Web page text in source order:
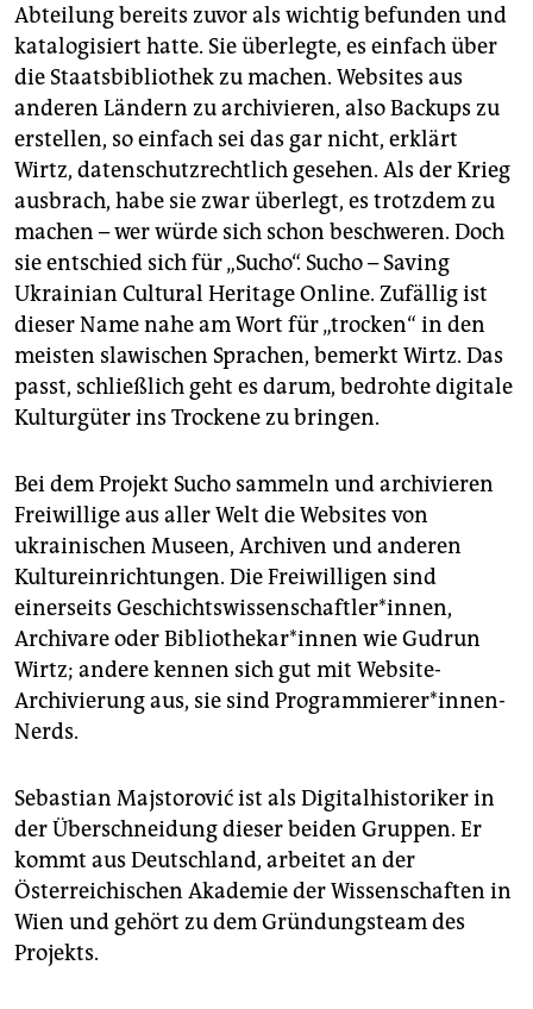
Abteilung bereits zuvor als wichtig befunden und
katalogisiert hatte. Sie überlegte, es einfach über
die Staatsbibliothek zu machen. Websites aus
anderen Ländern zu archivieren, also Backups zu
erstellen, so einfach sei das gar nicht, erklärt
Wirtz, datenschutzrechtlich gesehen. Als der Krieg
ausbrach, habe sie zwar überlegt, es trotzdem zu
machen – wer würde sich schon beschweren. Doch
sie entschied sich für „Sucho“. Sucho – Saving
Ukrainian Cultural Heritage Online. Zufällig ist
dieser Name nahe am Wort für „trocken“ in den
meisten slawischen Sprachen, bemerkt Wirtz. Das
passt, schließlich geht es darum, bedrohte digitale
Kulturgüter ins Trockene zu bringen.
Bei dem Projekt Sucho sammeln und archivieren
Freiwillige aus aller Welt die Websites von
ukrainischen Museen, Archiven und anderen
Kultureinrichtungen. Die Freiwilligen sind
einerseits Geschichtswissenschaftler*innen,
Archivare oder Bi­blio­the­ka­r*in­nen wie Gudrun
Wirtz; andere kennen sich gut mit Website-
Archivierung aus, sie sind Pro­gram­mie­rer*in­nen-
Nerds.
Sebastian Majstorović ist als Digitalhistoriker in
der Überschneidung dieser beiden Gruppen. Er
kommt aus Deutschland, arbeitet an der
Österreichischen Akademie der Wissenschaften in
Wien und gehört zu dem Gründungsteam des
Projekts.